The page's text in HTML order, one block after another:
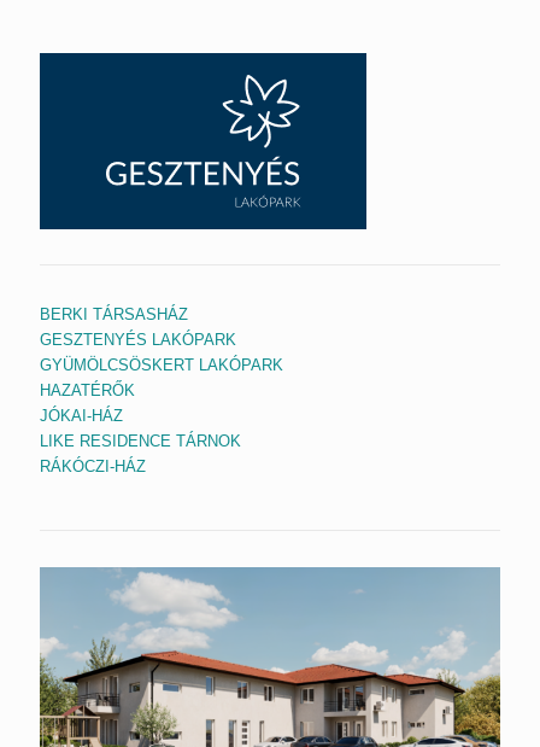
BERKI TÁRSASHÁZ
GESZTENYÉS LAKÓPARK
GYÜMÖLCSÖSKERT LAKÓPARK
HAZATÉRŐK
JÓKAI-HÁZ
LIKE RESIDENCE TÁRNOK
RÁKÓCZI-HÁZ